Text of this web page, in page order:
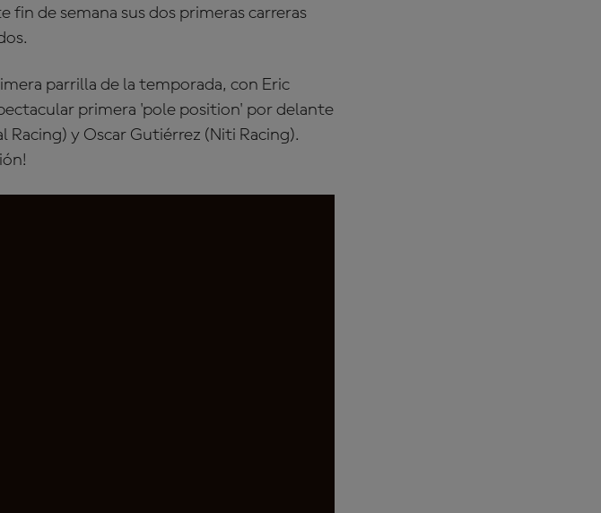
de semana sus dos primeras carreras
parrilla de la temporada, con Eric
primera 'pole position' por delante
Racing) y Oscar Gutiérrez (Niti Racing).